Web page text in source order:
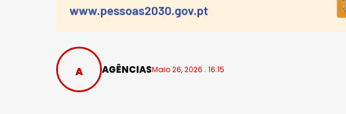
AGÊNCIASMaio 26, 2026 . 16:15